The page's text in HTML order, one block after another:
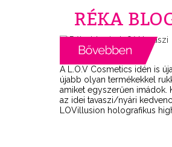
RÉKA
A L.O.V Cosmetics idén is
újabb olyan termékekkel
amiket egyszerűen imádok.
az idei tavaszi/nyári
LOVillusion holografikus